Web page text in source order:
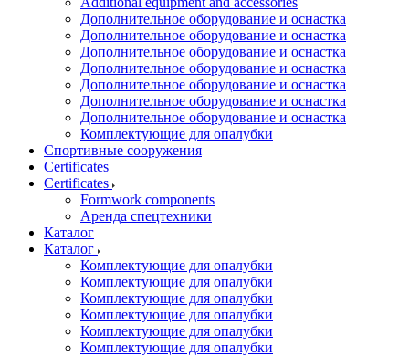
Дополнительное оборудование и оснастка
Дополнительное оборудование и оснастка
Дополнительное оборудование и оснастка
Дополнительное оборудование и оснастка
Дополнительное оборудование и оснастка
Дополнительное оборудование и оснастка
Дополнительное оборудование и оснастка
Комплектующие для опалубки
Спортивные сооружения
Certificates
Certificates
Formwork components
Аренда спецтехники
Каталог
Каталог
Комплектующие для опалубки
Комплектующие для опалубки
Комплектующие для опалубки
Комплектующие для опалубки
Комплектующие для опалубки
Комплектующие для опалубки